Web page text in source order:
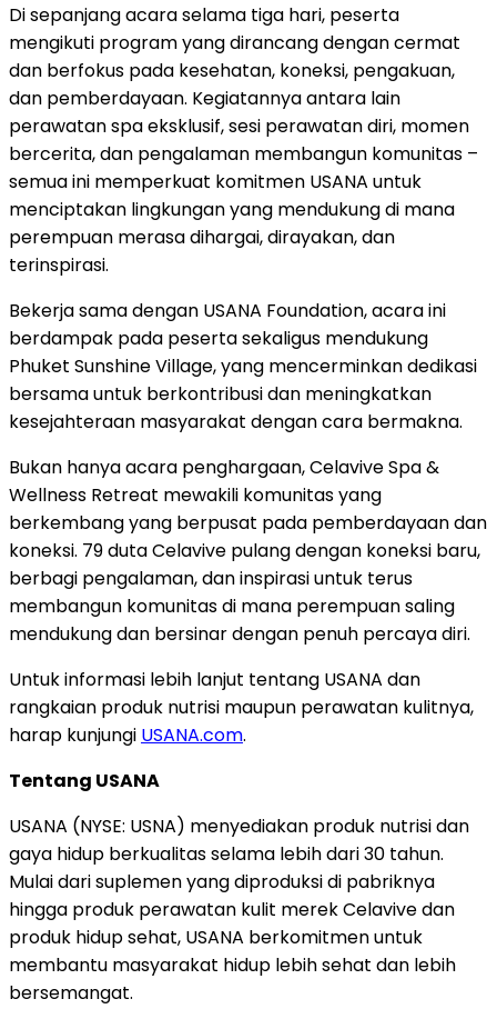
Di sepanjang acara selama tiga hari, peserta
mengikuti program yang dirancang dengan cermat
dan berfokus pada kesehatan, koneksi, pengakuan,
dan pemberdayaan. Kegiatannya antara lain
perawatan spa eksklusif, sesi perawatan diri, momen
bercerita, dan pengalaman membangun komunitas –
semua ini memperkuat komitmen USANA untuk
menciptakan lingkungan yang mendukung di mana
perempuan merasa dihargai, dirayakan, dan
terinspirasi.
Bekerja sama dengan USANA Foundation, acara ini
berdampak pada peserta sekaligus mendukung
Phuket Sunshine Village, yang mencerminkan dedikasi
bersama untuk berkontribusi dan meningkatkan
kesejahteraan masyarakat dengan cara bermakna.
Bukan hanya acara penghargaan, Celavive Spa &
Wellness Retreat mewakili komunitas yang
berkembang yang berpusat pada pemberdayaan dan
koneksi. 79 duta Celavive pulang dengan koneksi baru,
berbagi pengalaman, dan inspirasi untuk terus
membangun komunitas di mana perempuan saling
mendukung dan bersinar dengan penuh percaya diri.
Untuk informasi lebih lanjut tentang USANA dan
rangkaian produk nutrisi maupun perawatan kulitnya,
harap kunjungi USANA.com.
Tentang USANA
USANA (NYSE: USNA) menyediakan produk nutrisi dan
gaya hidup berkualitas selama lebih dari 30 tahun.
Mulai dari suplemen yang diproduksi di pabriknya
hingga produk perawatan kulit merek Celavive dan
produk hidup sehat, USANA berkomitmen untuk
membantu masyarakat hidup lebih sehat dan lebih
bersemangat.